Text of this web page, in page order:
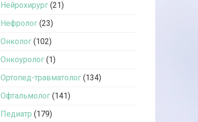
Нейрохирург (21)
Нефролог (23)
Онколог (102)
Онкоуролог (1)
Ортопед-травматолог (134)
Офтальмолог (141)
Педиатр (179)